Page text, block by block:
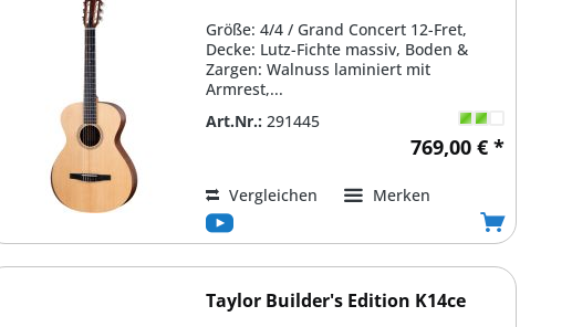
Größe: 4/4 / Grand Concert 12-Fret,
Decke: Lutz-Fichte massiv, Boden &
Zargen: Walnuss laminiert mit
Armrest,...
Art.Nr.: 291445
769,00 € *
Vergleichen Merken
Taylor Builder's Edition K14ce